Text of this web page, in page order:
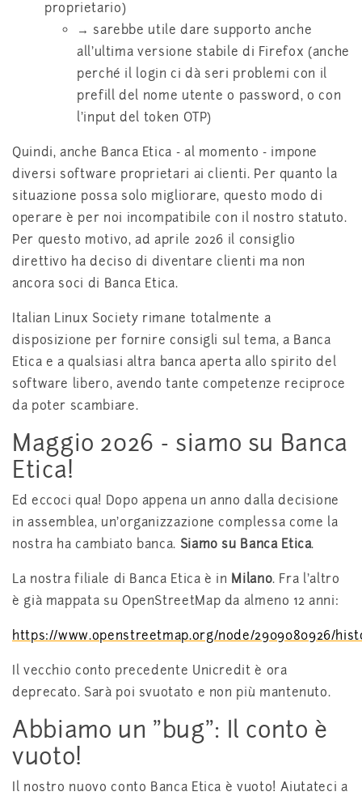
proprietario)
→ sarebbe utile dare supporto anche
all'ultima versione stabile di Firefox (anche
perché il login ci dà seri problemi con il
prefill del nome utente o password, o con
l'input del token OTP)
Quindi, anche Banca Etica - al momento - impone
diversi software proprietari ai clienti. Per quanto la
situazione possa solo migliorare, questo modo di
operare è per noi incompatibile con il nostro statuto.
Per questo motivo, ad aprile 2026 il consiglio
direttivo ha deciso di diventare clienti ma non
ancora soci di Banca Etica.
Italian Linux Society rimane totalmente a
disposizione per fornire consigli sul tema, a Banca
Etica e a qualsiasi altra banca aperta allo spirito del
software libero, avendo tante competenze reciproce
da poter scambiare.
Maggio 2026 - siamo su Banca
Etica!
Ed eccoci qua! Dopo appena un anno dalla decisione
in assemblea, un'organizzazione complessa come la
nostra ha cambiato banca. Siamo su Banca Etica.
La nostra filiale di Banca Etica è in Milano. Fra l'altro
è già mappata su OpenStreetMap da almeno 12 anni:
https://www.openstreetmap.org/node/2909080926/
Il vecchio conto precedente Unicredit è ora
deprecato. Sarà poi svuotato e non più mantenuto.
Abbiamo un "bug": Il conto è
vuoto!
Il nostro nuovo conto Banca Etica è vuoto! Aiutateci a